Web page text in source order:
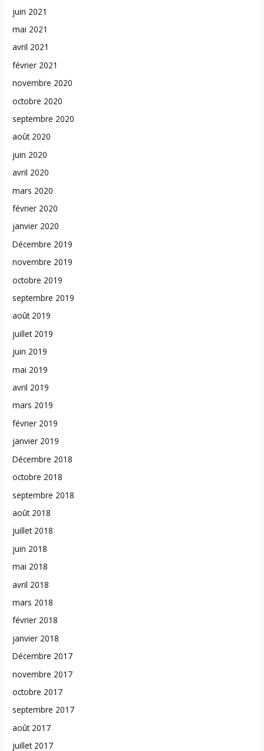
juin 2021
mai 2021
avril 2021
février 2021
novembre 2020
octobre 2020
septembre 2020
août 2020
juin 2020
avril 2020
mars 2020
février 2020
janvier 2020
Décembre 2019
novembre 2019
octobre 2019
septembre 2019
août 2019
juillet 2019
juin 2019
mai 2019
avril 2019
mars 2019
février 2019
janvier 2019
Décembre 2018
octobre 2018
septembre 2018
août 2018
juillet 2018
juin 2018
mai 2018
avril 2018
mars 2018
février 2018
janvier 2018
Décembre 2017
novembre 2017
octobre 2017
septembre 2017
août 2017
juillet 2017